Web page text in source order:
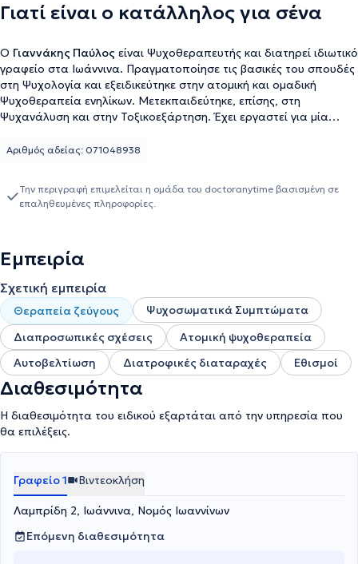
Γιατί είναι ο κατάλληλος για σένα
Ο Γιαννάκης Παύλος είναι Ψυχοθεραπευτής και διατηρεί ιδιωτικό
γραφείο στα Ιωάννινα. Πραγματοποίησε τις βασικές του σπουδές
στη Ψυχολογία και εξειδικεύτηκε στην ατομική και ομαδική
Ψυχοθεραπεία ενηλίκων. Μετεκπαιδεύτηκε, επίσης, στη
Ψυχανάλυση και στην Τοξικοεξάρτηση. Έχει εργαστεί για μία
βαριών ψυχικών παθήσεων και τα τελευταία 15 χρόνια ως ιδιώτης
συνέδρια.
Αριθμός αδείας: 071048938
Την περιγραφή επιμελείται η ομάδα του doctoranytime βασισμένη σε
επαληθευμένες πληροφορίες.
Εμπειρία
Σχετική εμπειρία
Θεραπεία ζεύγους
Ψυχοσωματικά Συμπτώματα
Διαπροσωπικές σχέσεις
Ατομική ψυχοθεραπεία
Αυτοβελτίωση
Διατροφικές διαταραχές Εθισμοί
Διαθεσιμότητα
Η διαθεσιμότητα του ειδικού εξαρτάται από την υπηρεσία που
θα επιλέξεις.
Γραφείο 1 Βιντεοκλήση
Λαμπρίδη 2, Ιωάννινα, Νομός Ιωαννίνων
Επόμενη διαθεσιμότητα